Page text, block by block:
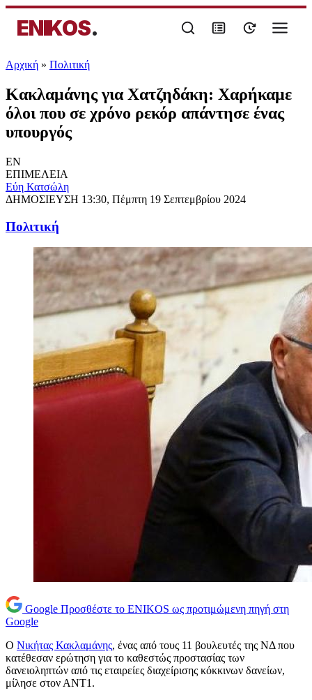
ENIKOS.
Αρχική » Πολιτική
Κακλαμάνης για Χατζηδάκη: Χαρήκαμε
όλοι που σε χρόνο ρεκόρ απάντησε ένας
υπουργός
EN
ΕΠΙΜΕΛΕΙΑ
Εύη Κατσώλη
ΔΗΜΟΣΙΕΥΣΗ 13:30, Πέμπτη 19 Σεπτεμβρίου 2024
Πολιτική
Google Προσθέστε το ENIKOS ως προτιμώμενη πηγή στη
Google
Ο Νικήτας Κακλαμάνης, ένας από τους 11 βουλευτές της ΝΔ που
κατέθεσαν ερώτηση για το καθεστώς προστασίας των
δανειοληπτών από τις εταιρείες διαχείρισης κόκκινων δανείων,
μίλησε στον ΑΝΤ1.